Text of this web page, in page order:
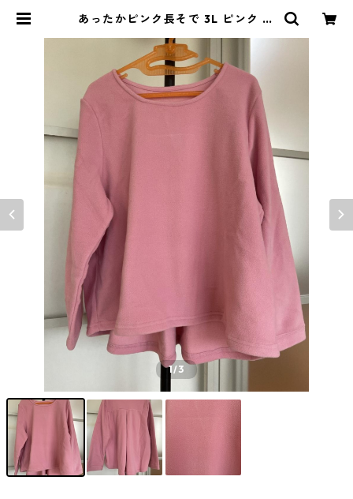
あったかピンク長そで 3L ピンク ◆
CE
1/3